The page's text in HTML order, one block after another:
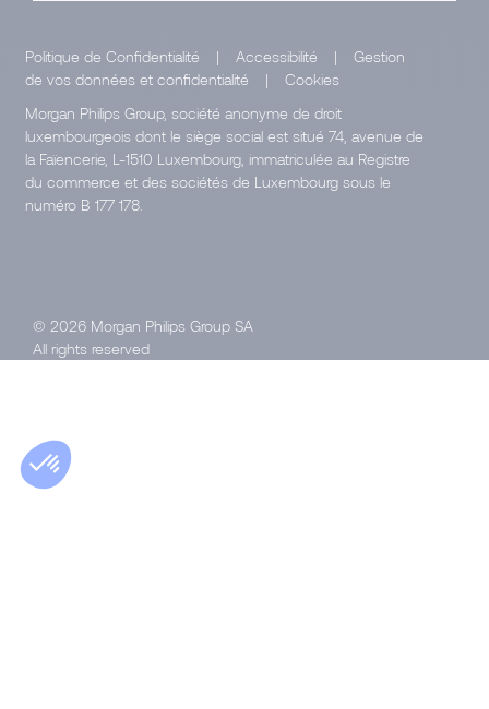
Politique de Confidentialité | Accessibilité |
Gestion
de vos données et confidentialité
|
Cookies
Morgan Philips Group, société anonyme de droit
luxembourgeois dont le siège social est situé 74, avenue de
la Faïencerie, L-1510 Luxembourg, immatriculée au Registre
du commerce et des sociétés de Luxembourg sous le
numéro B 177 178.
© 2026 Morgan Philips Group SA
All rights reserved